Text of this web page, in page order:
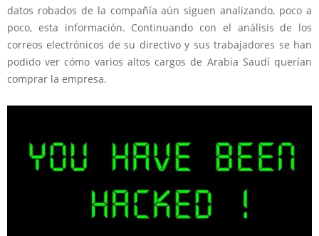
datos robados de la compañía aún siguen analizando, poco a
poco, esta información. Continuando con el análisis de los
correos electrónicos de su directivo y sus trabajadores se han
podido ver cómo varios altos cargos de Arabia Saudí querían
comprar la empresa.